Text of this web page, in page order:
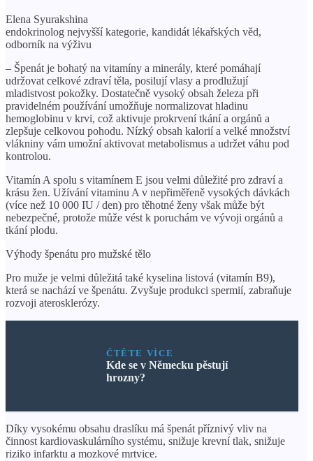
Elena Syurakshina
endokrinolog nejvyšší kategorie, kandidát lékařských věd,
odborník na výživu
– Špenát je bohatý na vitamíny a minerály, které pomáhají
udržovat celkové zdraví těla, posilují vlasy a prodlužují
mladistvost pokožky. Dostatečně vysoký obsah železa při
pravidelném používání umožňuje normalizovat hladinu
hemoglobinu v krvi, což aktivuje prokrvení tkání a orgánů a
zlepšuje celkovou pohodu. Nízký obsah kalorií a velké množství
vlákniny vám umožní aktivovat metabolismus a udržet váhu pod
kontrolou.
Vitamín A spolu s vitamínem E jsou velmi důležité pro zdraví a
krásu žen. Užívání vitaminu A v nepřiměřeně vysokých dávkách
(více než 10 000 IU / den) pro těhotné ženy však může být
nebezpečné, protože může vést k poruchám ve vývoji orgánů a
tkání plodu.
Výhody špenátu pro mužské tělo
Pro muže je velmi důležitá také kyselina listová (vitamín B9),
která se nachází ve špenátu. Zvyšuje produkci spermií, zabraňuje
rozvoji aterosklerózy.
ČTĚTE VÍCE
Kde se v Německu pěstují
hrozny?
Díky vysokému obsahu draslíku má špenát příznivý vliv na
činnost kardiovaskulárního systému, snižuje krevní tlak, snižuje
riziko infarktu a mozkové mrtvice.